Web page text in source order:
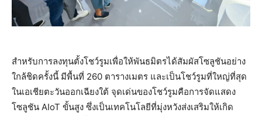
สำหรับการลงทุนตั้งโชว์รูมเพื่อให้พันธมิตรได้สัมผัสโซลูชันอย่าง
ใกล้ชิดครั้งนี้ มีพื้นที่ 260 ตารางเมตร และเป็นโชว์รูมที่ใหญ่ที่สุด
ในเอเชียตะวันออกเฉียงใต้ จุดเด่นของโชว์รูมคือการจัดแสดง
โซลูชัน AIoT ขั้นสูง ซึ่งเป็นเทคโนโลยีที่มุ่งหวังส่งเสริมให้เกิด